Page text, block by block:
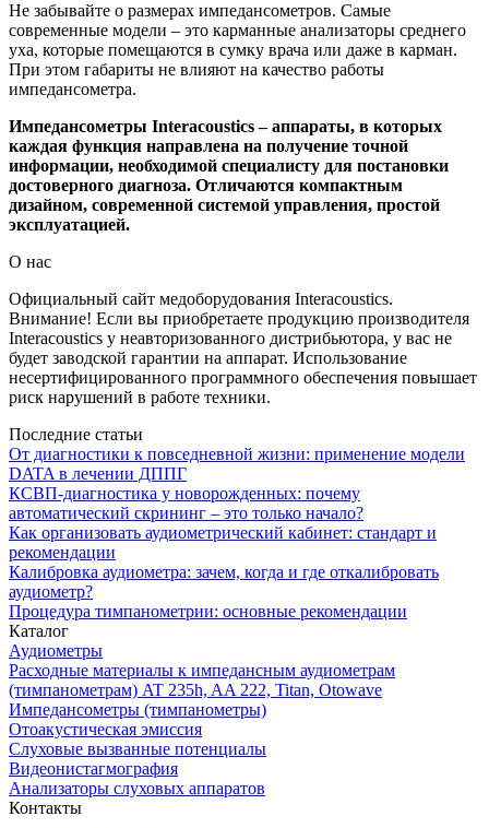
Не забывайте о размерах импедансометров. Самые
современные модели – это карманные анализаторы среднего
уха, которые помещаются в сумку врача или даже в карман.
При этом габариты не влияют на качество работы
импедансометра.
Импедансометры Interacoustics– аппараты, в которых
каждая функция направлена на получение точной
информации, необходимой специалисту для постановки
достоверного диагноза. Отличаются компактным
дизайном, современной системой управления, простой
эксплуатацией.
О нас
Официальный сайт медоборудования Interacoustics.
Внимание! Если вы приобретаете продукцию производителя
Interacoustics у неавторизованного дистрибьютора, у вас не
будет заводской гарантии на аппарат. Использование
несертифицированного программного обеспечения повышает
риск нарушений в работе техники.
Последние статьи
От диагностики к повседневной жизни: применение модели
DATA в лечении ДППГ
КСВП-диагностика у новорожденных: почему
автоматический скрининг – это только начало?
Как организовать аудиометрический кабинет: стандарт и
рекомендации
Калибровка аудиометра: зачем, когда и где откалибровать
аудиометр?
Процедура тимпанометрии: основные рекомендации
Каталог
Аудиометры
Расходные материалы к импедансным аудиометрам
(тимпанометрам) AT 235h, AA 222, Titan, Otowave
Импедансометры (тимпанометры)
Отоакустическая эмиссия
Cлуховые вызванные потенциалы
Видеонистагмография
Анализаторы слуховых аппаратов
Контакты